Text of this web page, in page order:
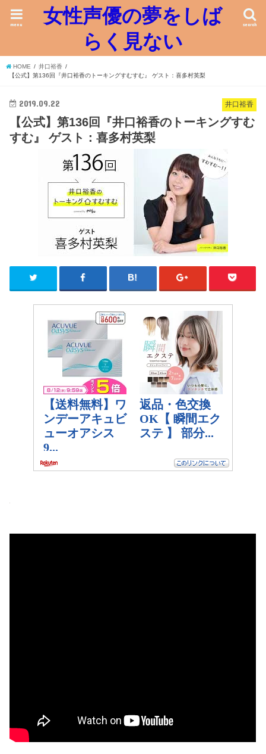
女性声優の夢をしば
らく見ない
search
menu
HOME
井口裕香
【公式】第136回『井口裕香のトーキングすむすむ』 ゲスト：喜多村英梨
井口裕香
2019.09.22
【公式】第136回『井口裕香のトーキングすむ
すむ』 ゲスト：喜多村英梨